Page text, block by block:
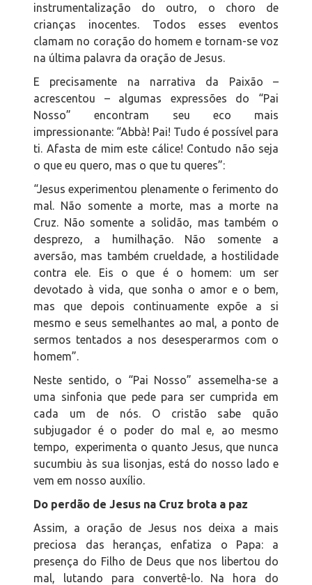
instrumentalização do outro, o choro de
crianças inocentes. Todos esses eventos
clamam no coração do homem e tornam-se voz
na última palavra da oração de Jesus.
E precisamente na narrativa da Paixão –
acrescentou – algumas expressões do “Pai
Nosso” encontram seu eco mais
impressionante: “Abbà! Pai! Tudo é possível para
ti. Afasta de mim este cálice! Contudo não seja
o que eu quero, mas o que tu queres”:
“Jesus experimentou plenamente o ferimento do
mal. Não somente a morte, mas a morte na
Cruz. Não somente a solidão, mas também o
desprezo, a humilhação. Não somente a
aversão, mas também crueldade, a hostilidade
contra ele. Eis o que é o homem: um ser
devotado à vida, que sonha o amor e o bem,
mas que depois continuamente expõe a si
mesmo e seus semelhantes ao mal, a ponto de
sermos tentados a nos desesperarmos com o
homem”.
Neste sentido, o “Pai Nosso” assemelha-se a
uma sinfonia que pede para ser cumprida em
cada um de nós. O cristão sabe quão
subjugador é o poder do mal e, ao mesmo
tempo, experimenta o quanto Jesus, que nunca
sucumbiu às sua lisonjas, está do nosso lado e
vem em nosso auxílio.
Do perdão de Jesus na Cruz brota a paz
Assim, a oração de Jesus nos deixa a mais
preciosa das heranças, enfatiza o Papa: a
presença do Filho de Deus que nos libertou do
mal, lutando para convertê-lo. Na hora do